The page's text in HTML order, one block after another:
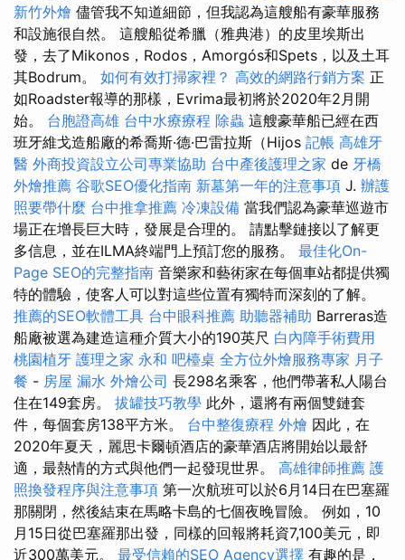
新竹外燴 儘管我不知道細節，但我認為這艘船有豪華服務
和設施很自然。 這艘船從希臘（雅典港）的皮里埃斯出
發，去了Mikonos，Rodos，Amorgós和Spets，以及土耳
其Bodrum。 如何有效打掃家裡？ 高效的網路行銷方案 正
如Roadster報導的那樣，Evrima最初將於2020年2月開
始。 台胞證高雄 台中水療療程 除蟲 這艘豪華船已經在西
班牙維戈造船廠的希喬斯·德·巴雷拉斯（Hijos 記帳 高雄牙
醫 外商投資設立公司專業協助 台中產後護理之家 de 牙橋
外燴推薦 谷歌SEO優化指南 新墓第一年的注意事項 J. 辦護
照要帶什麼 台中推拿推薦 冷凍設備 當我們認為豪華巡遊市
場正在增長巨大時，發展是合理的。 請點擊鏈接以了解更
多信息，並在ILMA終端門上預訂您的服務。 最佳化On-
Page SEO的完整指南 音樂家和藝術家在每個車站都提供獨
特的體驗，使客人可以對這些位置有獨特而深刻的了解。
推薦的SEO軟體工具 台中眼科推薦 助聽器補助 Barreras造
船廠被選為建造這種介質大小的190英尺 白內障手術費用
桃園植牙 護理之家 永和 吧檯桌 全方位外燴服務專家 月子
餐 - 房屋 漏水 外燴公司 長298名乘客，他們帶著私人陽台
住在149套房。 拔罐技巧教學 此外，還將有兩個雙鏈套
件，每個套房138平方米。 台中整復療程 外燴 因此，在
2020年夏天，麗思卡爾頓酒店的豪華酒店將開始以最舒
適，最熱情的方式與他們一起發現世界。 高雄律師推薦 護
照換發程序與注意事項 第一次航班可以於6月14日在巴塞羅
那關閉，然後結束在馬略卡島的七個夜晚冒險。 例如，10
月15日從巴塞羅那出發，同樣的回報將耗資7,100美元，即
近300萬美元。 最受信賴的SEO Agency選擇 有趣的是，